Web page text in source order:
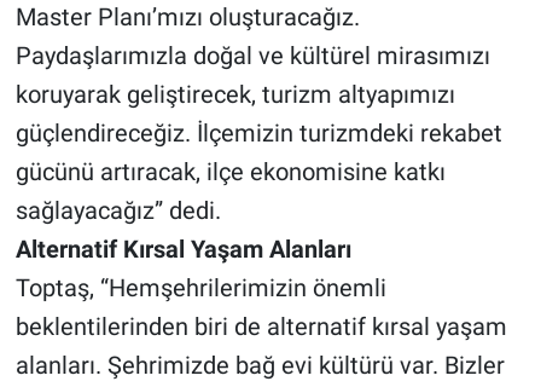
Master Planı’mızı oluşturacağız.
Paydaşlarımızla doğal ve kültürel mirasımızı
koruyarak geliştirecek, turizm altyapımızı
güçlendireceğiz. İlçemizin turizmdeki rekabet
gücünü artıracak, ilçe ekonomisine katkı
sağlayacağız” dedi.
Alternatif Kırsal Yaşam Alanları
Toptaş, “Hemşehrilerimizin önemli
beklentilerinden biri de alternatif kırsal yaşam
alanları. Şehrimizde bağ evi kültürü var. Bizler